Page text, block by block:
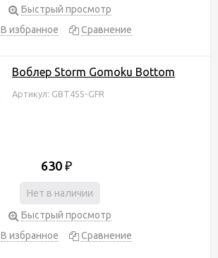
Быстрый просмотр
В избранное
Сравнение
Воблер Storm Gomoku Bottom
Артикул: GBT45S-GFR
630 ₽
Нет в наличии
Быстрый просмотр
В избранное
Сравнение